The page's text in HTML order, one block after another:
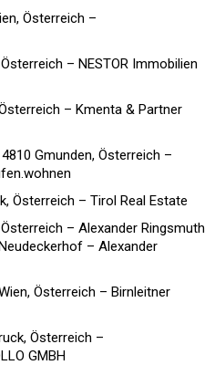
Österreich –
– NESTOR Immobilien
– Kmenta & Partner
Gmunden, Österreich –
Österreich – Tirol Real Estate
– Alexander Ringsmuth
– Alexander
Österreich – Birnleitner
Österreich –
GMBH